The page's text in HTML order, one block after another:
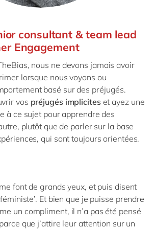
consultant & team lead
Engagement
nous ne devons jamais avoir
lorsque nous voyons ou
basé sur des préjugés.
vos préjugés impliciteset ayez une
à ce sujet pour apprendre des
plutôt que de parler sur la base
qui sont toujours orientées.
font de grands yeux, et puis disent
Et bien que je puisse prendre
un compliment, il n’a pas été pensé
que j’attire leur attention sur un